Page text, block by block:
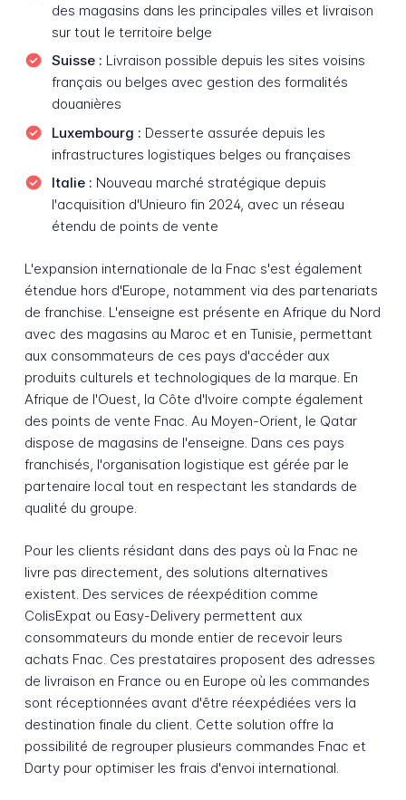
des magasins dans les principales villes et livraison
sur tout le territoire belge
Suisse : Livraison possible depuis les sites voisins
français ou belges avec gestion des formalités
douanières
Luxembourg : Desserte assurée depuis les
infrastructures logistiques belges ou françaises
Italie : Nouveau marché stratégique depuis
l'acquisition d'Unieuro fin 2024, avec un réseau
étendu de points de vente
L'expansion internationale de la Fnac s'est également
étendue hors d'Europe, notamment via des partenariats
de franchise. L'enseigne est présente en Afrique du Nord
avec des magasins au Maroc et en Tunisie, permettant
aux consommateurs de ces pays d'accéder aux
produits culturels et technologiques de la marque. En
Afrique de l'Ouest, la Côte d'Ivoire compte également
des points de vente Fnac. Au Moyen-Orient, le Qatar
dispose de magasins de l'enseigne. Dans ces pays
franchisés, l'organisation logistique est gérée par le
partenaire local tout en respectant les standards de
qualité du groupe.
Pour les clients résidant dans des pays où la Fnac ne
livre pas directement, des solutions alternatives
existent. Des services de réexpédition comme
ColisExpat ou Easy-Delivery permettent aux
consommateurs du monde entier de recevoir leurs
achats Fnac. Ces prestataires proposent des adresses
de livraison en France ou en Europe où les commandes
sont réceptionnées avant d'être réexpédiées vers la
destination finale du client. Cette solution offre la
possibilité de regrouper plusieurs commandes Fnac et
Darty pour optimiser les frais d'envoi international.